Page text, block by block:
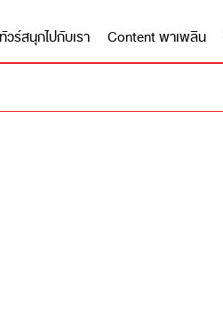
ทัวร์สนุกไปกับเรา Content พาเพลิน